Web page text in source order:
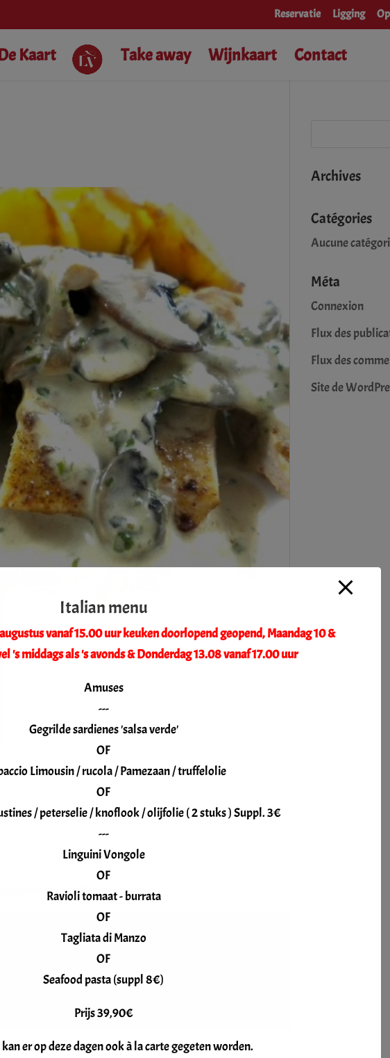
Reservatie Ligging
Kaart Take away Wijnkaart Contact
sont indiqués avec*
Archives
Catégories
Aucune
Méta
Connexion
Flux des
Flux des
Site de
Italian menu
vanaf 15.00 uur keuken doorlopend geopend, Maandag 10 &
's middags als 's avonds & Donderdag 13.08 vanaf 17.00 uur
Amuses
---
Gegrilde sardienes 'salsa verde'
OF
Limousin / rucola / Pamezaan / truffelolie
OF
/ peterselie / knoflook / olijfolie ( 2 stuks ) Suppl. 3€
---
Linguini Vongole
OF
Ravioli tomaat - burrata
OF
Tagliata di Manzo
OF
Seafood pasta (suppl 8€)
Prijs 39,90€
er op deze dagen ook à la carte gegeten worden.